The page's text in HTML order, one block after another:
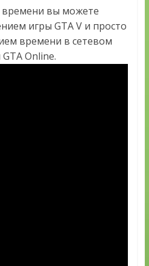
вы можете
игры GTA V и просто
времени в сетевом
Online.